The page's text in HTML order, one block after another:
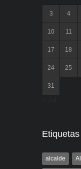
3 4
10 11
17 18
24 25
31
Etiquetas
alcalde